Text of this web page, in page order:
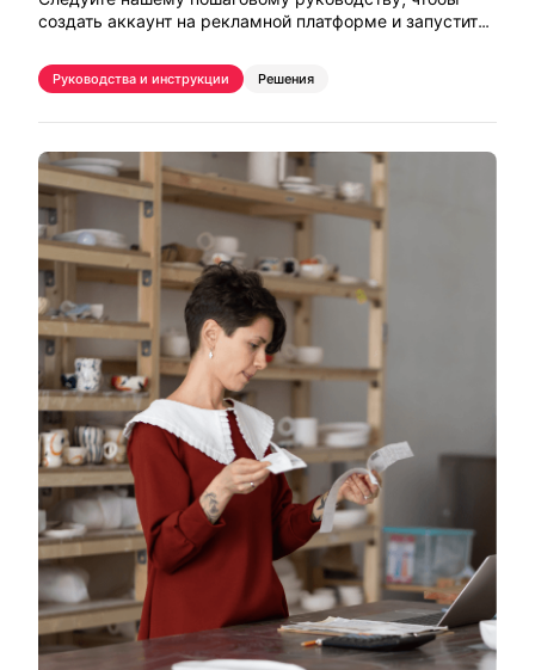
создать аккаунт на рекламной платформе и запустить
Руководства и инструкции Решения